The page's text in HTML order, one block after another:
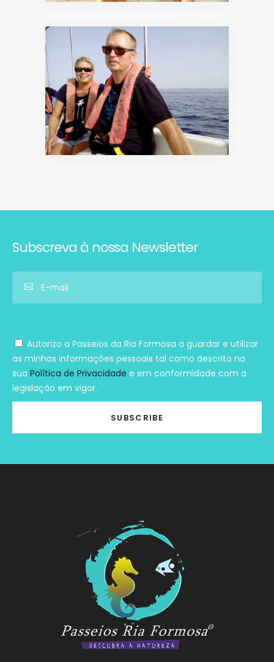
Subscreva à nossa Newsletter
Autorizo a Passeios da Ria Formosa a guardar e utilizar
as minhas informações pessoais tal como descrito na
sua Política de Privacidade e em conformidade com a
legislação em vigor.